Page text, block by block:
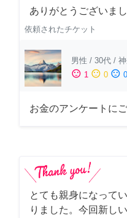
ありがとうございまし
依頼されたチケット
男性 / 30代 /
sentiment_satisfied 1 sentiment_neutral 0 sentiment_dissatisfied 0
お金のアンケートに
とても親身になって
りました。今回新し